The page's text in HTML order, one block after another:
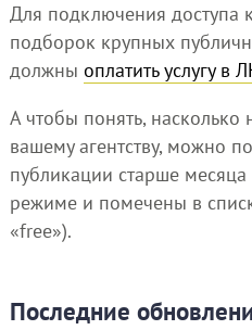
Для подключения доступа
подборок крупных
должны оплатить услугу в
А чтобы понять, насколько
вашему агентству, можно
публикации старше
режиме и помечены в
«free»).
Последние